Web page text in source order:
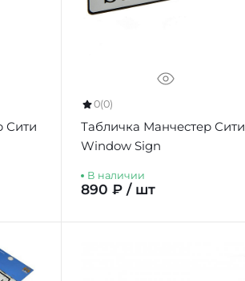
Сити
0(0)
Табличка Манчестер Сити
Window Sign
В наличии
890 ₽ / шт